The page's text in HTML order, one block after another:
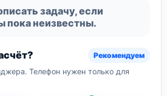
задачу, если
пока неизвестны.
Рекомендуем
Телефон нужен только для